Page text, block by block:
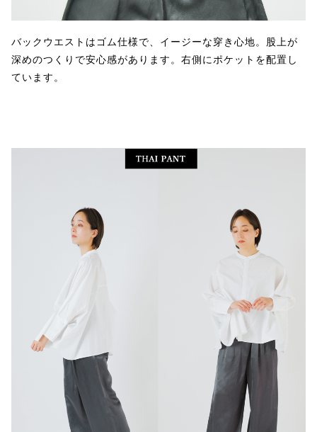
バックウエストはゴム仕様で、イージーな穿き心地。股上が
深めのつくりで安心感があります。右側にポケットを配置し
ています。